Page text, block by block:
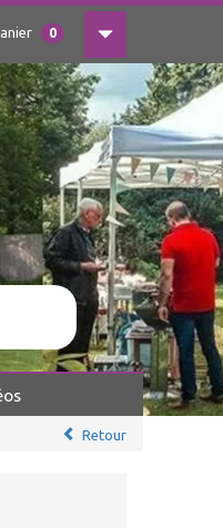
0
Retour